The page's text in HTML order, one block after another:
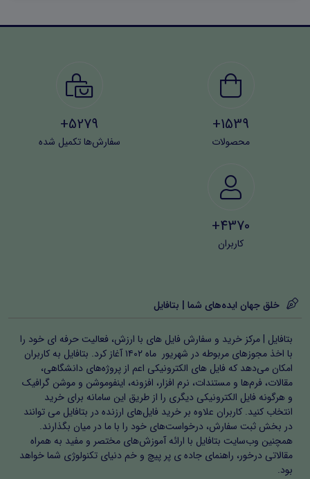
1539+
محصولات
5279+
سفارش‌ها تکمیل شده
4370+
کاربران
خلق جهان ایده‌های شما | بتافایل
بتافایل | مرکز خرید و سفارش فایل های با ارزش، فعالیت حرفه ای خود را
با اخذ مجوزهای مربوطه در شهریور ماه ۱۴۰۲ آغاز کرد. بتافایل به کاربران
امکان می‌دهد که فایل های الکترونیکی اعم از پروژه‌های دانشگاهی،
مقالات، فرم‌ها و مستندات، نرم افزار، افزونه، اینفوموشن و موشن گرافیک
و هرگونه فایل الکترونیکی دیگری را از طریق این سامانه برای خرید
انتخاب کنید. کاربران علاوه بر خرید فایل‌های ارزنده در بتافایل می توانند
در بخش ثبت سفارش، درخواست‌های خود را با ما در میان بگذارند.
همچنین وب‌سایت بتافایل با ارائه آموزش‌های مختصر و مفید به همراه
مقالاتی درخور، راهنمای جاده ی پر پیچ و خم دنیای تکنولوژی شما خواهد
بود.